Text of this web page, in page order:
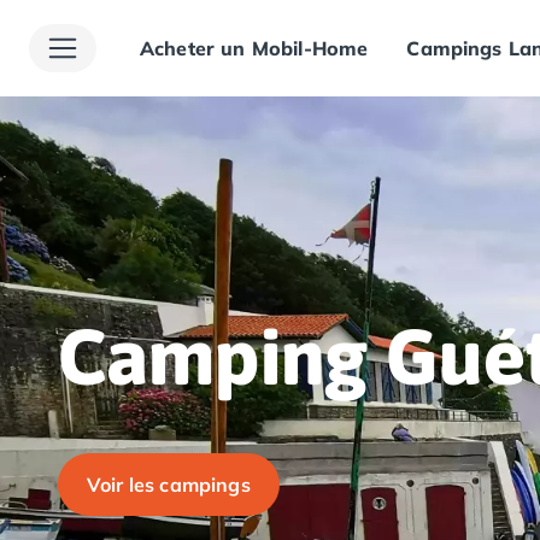
Toutes nos destinations
Camping Bas-Rhin
Camping Haut-Rhin
Camping Colmar
Camping Mulhouse
Camping Munster
Camping Aquitaine
Camping Dordogne
Camping Carsac-Aillac
Camping Les Eyzies-de-Tayac-Sireuil
Camping Sarlat
Camping Gironde
Camping Bordeaux
Camping Carcans
Camping Hourtin
Acheter un Mobil-Home Campings
Camping
Voir les campings